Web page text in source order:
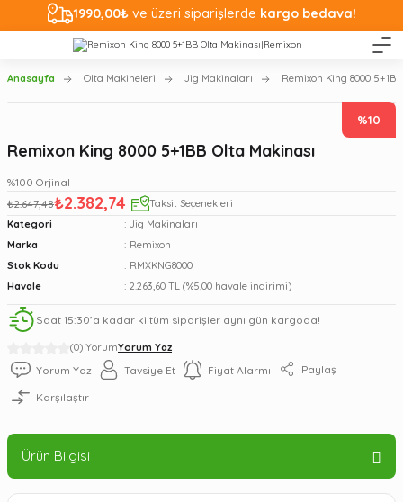
1990,00₺ ve üzeri siparişlerde kargo bedava!
Anasayfa Olta Makineleri Jig Makinaları Remixon King 8000
%10
(0) YorumYorum Yaz
Remixon King 8000 5+1BB Olta Makinası
%100 Orjinal
₺2.647,48₺2.382,74
Taksit Seçenekleri
Kategori
Jig Makinaları
Marka
Remixon
Stok Kodu
RMXKNG8000
Havale
2.263,60 TL (%5,00 havale indirimi)
Saat 15:30’a kadar ki tüm siparişler aynı gün kargoda!
Yorum Yaz Tavsiye Et Fiyat Alarmı Paylaş
Karşılaştır
Ürün Bilgisi